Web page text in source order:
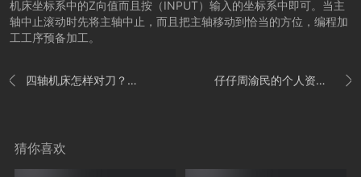
机床坐标系中的Z向值而且按（INPUT）输入的坐标系中即可。当主
轴中止滚动时先将主轴中止，而且把主轴移动到恰当的方位，编程加
工工序预备加工。
 四轴机床怎样对刀？四轴机床对刀办法 
仔仔周渝民的个人资料及其演艺史
猜你喜欢